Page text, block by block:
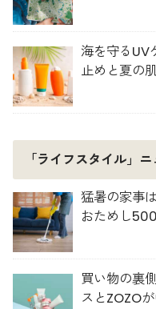
海を守るUV
止めと夏の
「ライフスタイル」
猛暑の家事
おためし
買い物の裏
スとZOZO